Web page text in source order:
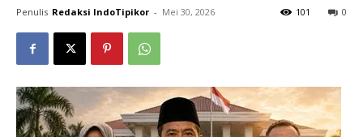
Penulis Redaksi IndoTipikor - Mei 30, 2026 0
101